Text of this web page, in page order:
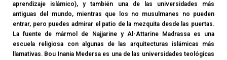
aprendizaje islámico), y también una de las universidades más
antiguas del mundo, mientras que los no musulmanes no pueden
entrar, pero puedes admirar el patio de la mezquita desde las puertas.
La fuente de mármol de Najjarine y Al-Attarine Madrassa es una
escuela religiosa con algunas de las arquitecturas islámicas más
llamativas. Bou Inania Medersa es una de las universidades teológicas